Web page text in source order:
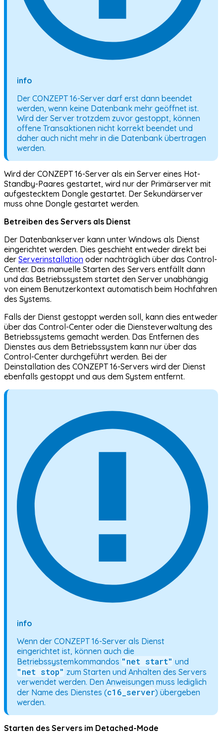
info
Der CONZEPT 16-Server darf erst dann beendet
werden, wenn keine Datenbank mehr geöffnet ist.
Wird der Server trotzdem zuvor gestoppt, können
offene Transaktionen nicht korrekt beendet und
daher auch nicht mehr in die Datenbank übertragen
werden.
Wird der CONZEPT 16-Server als ein Server eines Hot-
Standby-Paares gestartet, wird nur der Primärserver mit
aufgestecktem Dongle gestartet. Der Sekundärserver
muss ohne Dongle gestartet werden.
Betreiben des Servers als Dienst
Der Datenbankserver kann unter Windows als Dienst
eingerichtet werden. Dies geschieht entweder direkt bei
der Serverinstallation oder nachträglich über das Control-
Center. Das manuelle Starten des Servers entfällt dann
und das Betriebssystem startet den Server unabhängig
von einem Benutzerkontext automatisch beim Hochfahren
des Systems.
Falls der Dienst gestoppt werden soll, kann dies entweder
über das Control-Center oder die Diensteverwaltung des
Betriebssystems gemacht werden. Das Entfernen des
Dienstes aus dem Betriebssystem kann nur über das
Control-Center durchgeführt werden. Bei der
Deinstallation des CONZEPT 16-Servers wird der Dienst
ebenfalls gestoppt und aus dem System entfernt.
info
Wenn der CONZEPT 16-Server als Dienst
eingerichtet ist, können auch die
Betriebssystemkommandos "net start" und
"net stop" zum Starten und Anhalten des Servers
verwendet werden. Den Anweisungen muss lediglich
der Name des Dienstes (c16_server) übergeben
werden.
Starten des Servers im Detached-Mode